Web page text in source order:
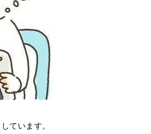
ています。